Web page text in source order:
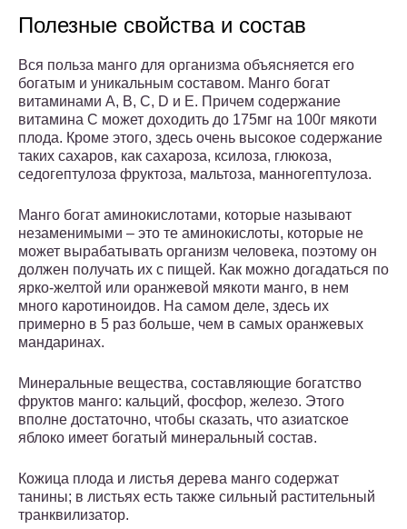
Полезные свойства и состав
Вся польза манго для организма объясняется его
богатым и уникальным составом. Манго богат
витаминами А, В, С, D и Е. Причем содержание
витамина С может доходить до 175мг на 100г мякоти
плода. Кроме этого, здесь очень высокое содержание
таких сахаров, как сахароза, ксилоза, глюкоза,
седогептулоза фруктоза, мальтоза, манногептулоза.
Манго богат аминокислотами, которые называют
незаменимыми – это те аминокислоты, которые не
может вырабатывать организм человека, поэтому он
должен получать их с пищей. Как можно догадаться по
ярко-желтой или оранжевой мякоти манго, в нем
много каротиноидов. На самом деле, здесь их
примерно в 5 раз больше, чем в самых оранжевых
мандаринах.
Минеральные вещества, составляющие богатство
фруктов манго: кальций, фосфор, железо. Этого
вполне достаточно, чтобы сказать, что азиатское
яблоко имеет богатый минеральный состав.
Кожица плода и листья дерева манго содержат
танины; в листьях есть также сильный растительный
транквилизатор.